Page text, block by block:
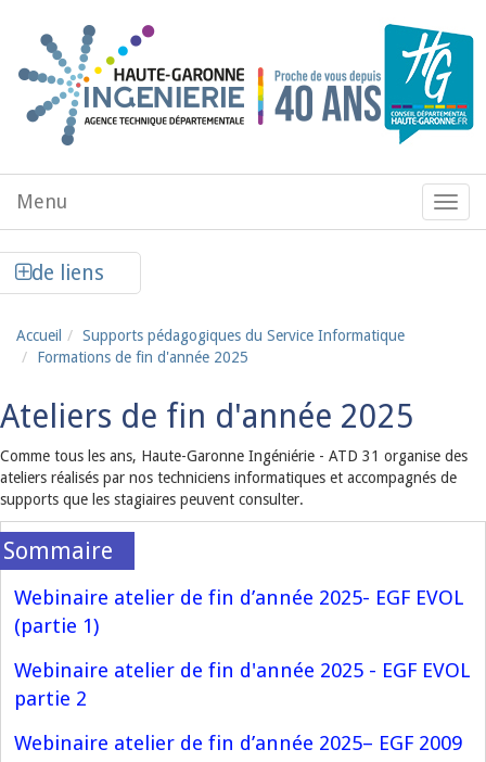
Menu
de
Menu
de liens
Accueil
Supports pédagogiques du Service Informatique
Formations de fin d'année 2025
Ateliers de fin d'année 2025
Comme tous les ans, Haute-Garonne Ingéniérie - ATD 31 organise des
ateliers réalisés par nos techniciens informatiques et accompagnés de
supports que les stagiaires peuvent consulter.
Webinaire atelier de fin d’année 2025- EGF EVOL
(partie 1)
Webinaire atelier de fin d'année 2025 - EGF EVOL
partie 2
Webinaire atelier de fin d’année 2025– EGF 2009